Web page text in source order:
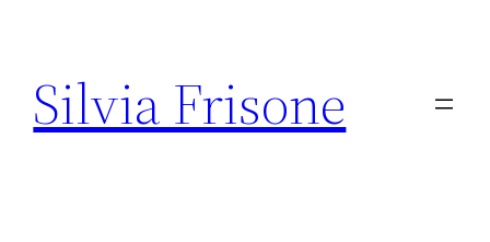
contenuto
Silvia Frisone